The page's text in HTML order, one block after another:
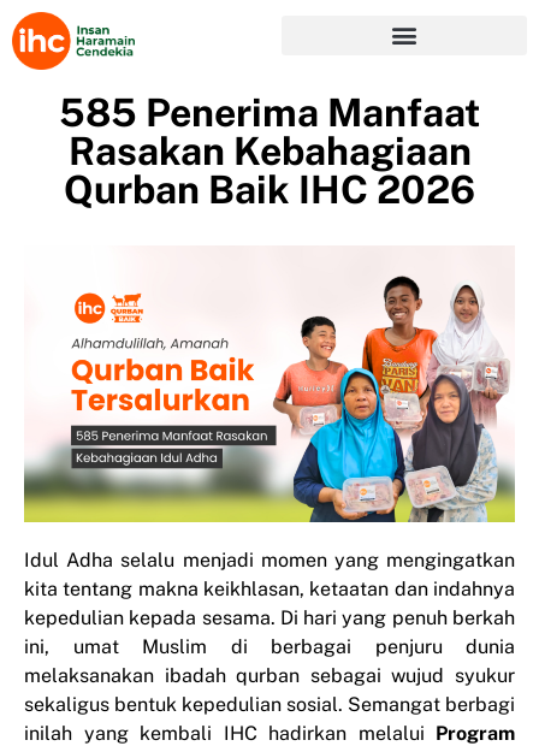
585 Penerima Manfaat
Rasakan Kebahagiaan
Qurban Baik IHC 2026
Idul Adha selalu menjadi momen yang mengingatkan
kita tentang makna keikhlasan, ketaatan dan indahnya
kepedulian kepada sesama. Di hari yang penuh berkah
ini, umat Muslim di berbagai penjuru dunia
melaksanakan ibadah qurban sebagai wujud syukur
sekaligus bentuk kepedulian sosial. Semangat berbagi
inilah yang kembali IHC hadirkan melalui Program